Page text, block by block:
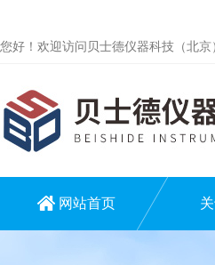
您好！欢迎访问贝士德仪器科技（北京
网站首页